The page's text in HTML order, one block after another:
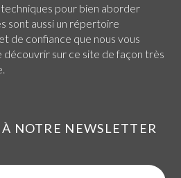
pour bien aborder
sont aussi un répertoire
de confiance que nous vous
découvrir sur ce site de façon très
NOTRE NEWSLETTER